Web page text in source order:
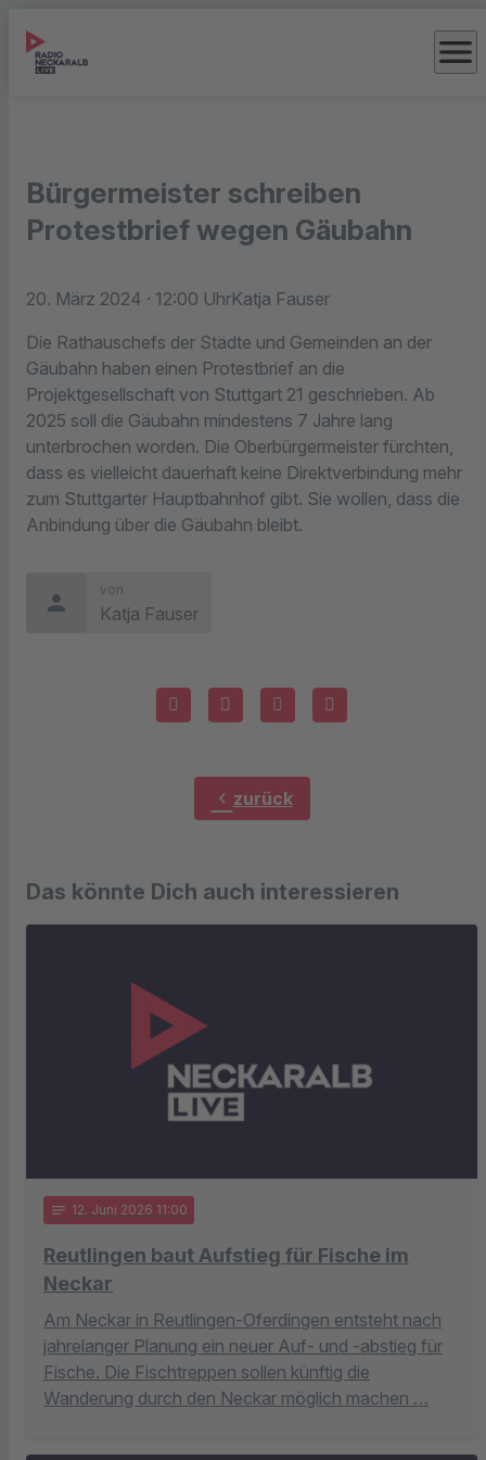
menu
Bürgermeister schreiben
Protestbrief wegen Gäubahn
20. März 2024 · 12:00 UhrKatja Fauser
Die Rathauschefs der Städte und Gemeinden an der
Gäubahn haben einen Protestbrief an die
Projektgesellschaft von Stuttgart 21 geschrieben. Ab
2025 soll die Gäubahn mindestens 7 Jahre lang
unterbrochen worden. Die Oberbürgermeister fürchten,
dass es vielleicht dauerhaft keine Direktverbindung mehr
zum Stuttgarter Hauptbahnhof gibt. Sie wollen, dass die
Anbindung über die Gäubahn bleibt.
person
von
Katja Fauser
chevron_left zurück
Das könnte Dich auch interessieren
notes 12. Juni 2026 11:00
Reutlingen baut Aufstieg für Fische im
Neckar
Am Neckar in Reutlingen-Oferdingen entsteht nach
jahrelanger Planung ein neuer Auf- und -abstieg für
Fische. Die Fischtreppen sollen künftig die
Wanderung durch den Neckar möglich machen …